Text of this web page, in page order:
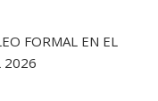
FORMAL EN EL
2026